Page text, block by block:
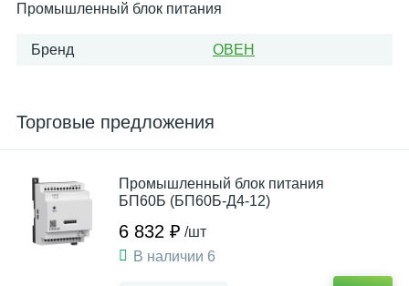
Промышленный блок питания
Бренд ОВЕН
Торговые предложения
Промышленный блок питания
БП60Б (БП60Б-Д4-12)
6 832 ₽ /шт
В наличии 6